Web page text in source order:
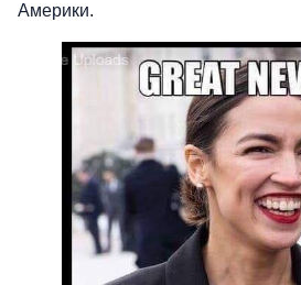
Америки.